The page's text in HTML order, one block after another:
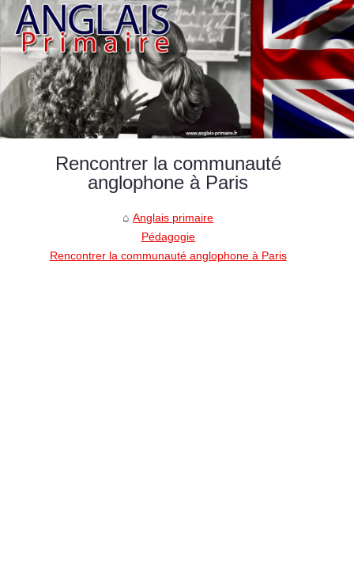
Rencontrer la communauté
anglophone à Paris
Anglais primaire
Pédagogie
Rencontrer la communauté anglophone à Paris